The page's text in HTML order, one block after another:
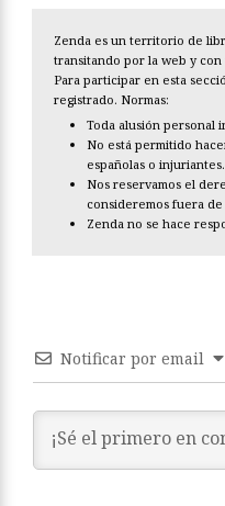
Zenda es un territorio de
transitando por la web y
Para participar en esta
registrado. Normas:
Toda alusión personal
No está permitido
españolas o injuriantes.
Nos reservamos el
consideremos fuera de
Zenda no se hace
Notificar por email